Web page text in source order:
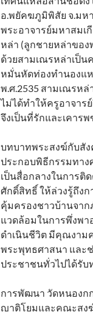
อ.พยัคฆภูมิพิสัย จ.มห
พระอาจารย์มหาสมเ
หล่า (ลูกชายหล่าขอ
ด้วยสามเณรหล่าเป็น
หมั่นหัดท่องทำนองแห
พ.ศ.2535 สามเณรห
ไม่ได้ทำให้ครูอาจาร
จึงเป็นที่รักและเคาร
บทบาทพระสงฆ์กับสั
ประกอบพิธีกรรมทา
เป็นสื่อกลางในการติ
ศักดิ์สิทธิ์ ให้ล่วงรู้ถึง
คุ้มครองชาวบ้านจา
แวดล้อมในการพึ่งพา
ดำเนินชีวิต มีคุณงาม
พระพุทธศาสนา และ
ประชาชนทั่วไปได้รับ
การพัฒนา วัดหนองก
ญาติโยมและคณะสง